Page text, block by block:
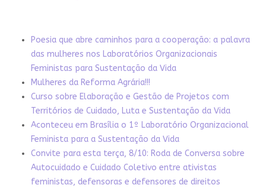
Poesia que abre caminhos para a cooperação: a palavra
das mulheres nos Laboratórios Organizacionais
Feministas para Sustentação da Vida
Mulheres da Reforma Agrária!!!
Curso sobre Elaboração e Gestão de Projetos com
Territórios de Cuidado, Luta e Sustentação da Vida
Aconteceu em Brasília o 1º Laboratório Organizacional
Feminista para a Sustentação da Vida
Convite para esta terça, 8/10: Roda de Conversa sobre
Autocuidado e Cuidado Coletivo entre ativistas
feministas, defensoras e defensores de direitos